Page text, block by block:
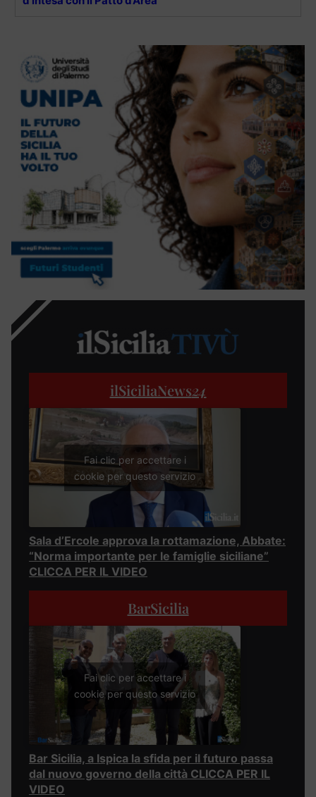
ilSiciliaNews24
Fai clic per accettare i
cookie per questo servizio
Sala d’Ercole approva la rottamazione, Abbate:
“Norma importante per le famiglie siciliane”
CLICCA PER IL VIDEO
BarSicilia
Fai clic per accettare i
cookie per questo servizio
Bar Sicilia, a Ispica la sfida per il futuro passa
dal nuovo governo della città CLICCA PER IL
VIDEO